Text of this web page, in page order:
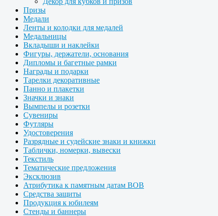
Призы
Медали
Ленты и колодки для медалей
Медальницы
Вкладыши и наклейки
Фигуры, держатели, основания
Дипломы и багетные рамки
Награды и подарки
Тарелки декоративные
Панно и плакетки
Значки и знаки
Вымпелы и розетки
Сувениры
Футляры
Удостоверения
Разрядные и судейские знаки и книжки
Таблички, номерки, вывески
Текстиль
Тематические предложения
Эксклюзив
Атрибутика к памятным датам ВОВ
Средства защиты
Продукция к юбилеям
Стенды и баннеры